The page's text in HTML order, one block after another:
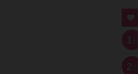
1 位
2 位